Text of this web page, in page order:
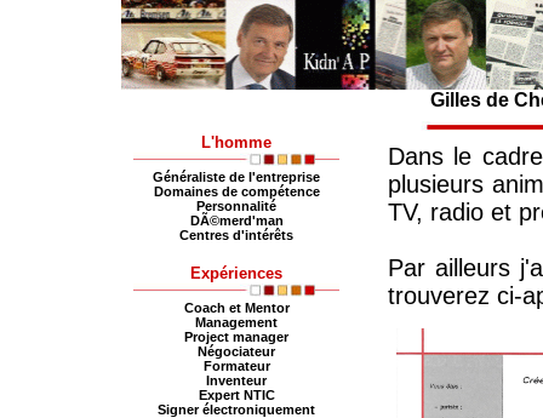
L'homme
Généraliste de l'entreprise
Domaines de compétence
Personnalité
DÃ©merd'man
Centres d'intérêts
Expériences
Coach et Mentor
Management
Project manager
Négociateur
Formateur
Inventeur
Expert NTIC
Signer électroniquement
Gilles de
Dans le
plusieurs
TV, radio et
Par ailleurs
trouverez ci-